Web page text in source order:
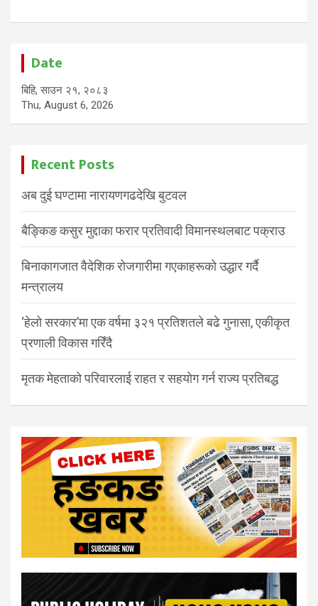
Date
बिहि, साउन २१, २०८३
Thu, August 6, 2026
Recent Posts
अब दुई घण्टामा नारायणगढदेखि बुटवल
बैङ्किङ कसुर मुद्दाका फरार प्रतिवादी विमानस्थलबाट पक्राउ
बिनाकागजात वैदेशिक रोजगारीमा गएकाहरूको उद्धार गर्दै
मन्त्रालय
‘हेलो सरकार’मा एक वर्षमा ३२१ प्रतिशतले बढे गुनासा, एकीकृत
प्रणाली विकास गरिँदै
मृतक मेहताको परिवारलाई राहत र सहयोग गर्न राज्य प्रतिबद्ध